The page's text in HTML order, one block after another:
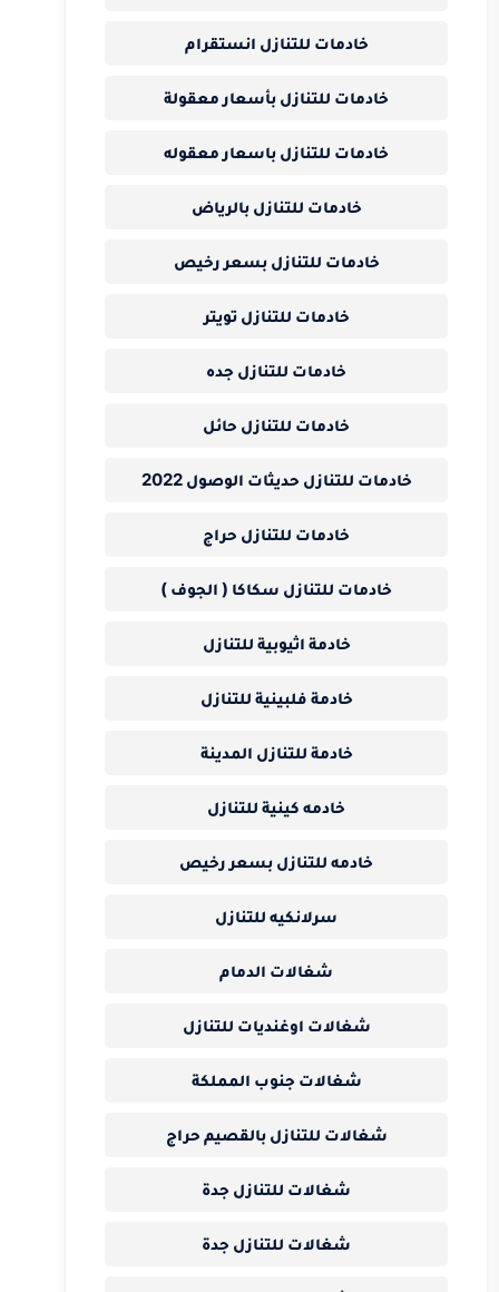
خادمات للتنازل انستقرام
خادمات للتنازل بأسعار معقولة
خادمات للتنازل باسعار معقوله
خادمات للتنازل بالرياض
خادمات للتنازل بسعر رخيص
خادمات للتنازل تويتر
خادمات للتنازل جده
خادمات للتنازل حائل
خادمات للتنازل حديثات الوصول 2022
خادمات للتنازل حراج
خادمات للتنازل سكاكا ( الجوف )
خادمة اثيوبية للتنازل
خادمة فلبينية للتنازل
خادمة للتنازل المدينة
خادمه كينية للتنازل
خادمه للتنازل بسعر رخيص
سرلانكيه للتنازل
شغالات الدمام
شغالات اوغنديات للتنازل
شغالات جنوب المملكة
شغالات للتنازل بالقصيم حراج
شغالات للتنازل جدة
شغالات للتنازل جدة